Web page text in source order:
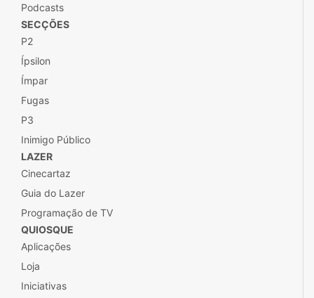
Podcasts
SECÇÕES
P2
Ípsilon
Ímpar
Fugas
P3
Inimigo Público
LAZER
Cinecartaz
Guia do Lazer
Programação de TV
QUIOSQUE
Aplicações
Loja
Iniciativas